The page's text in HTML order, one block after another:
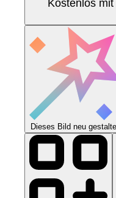
Kostenlos
Dieses Bild neu